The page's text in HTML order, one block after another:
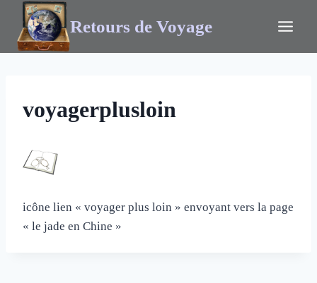
Retours de Voyage
voyagerplusloin
icône lien « voyager plus loin » envoyant vers la page
« le jade en Chine »